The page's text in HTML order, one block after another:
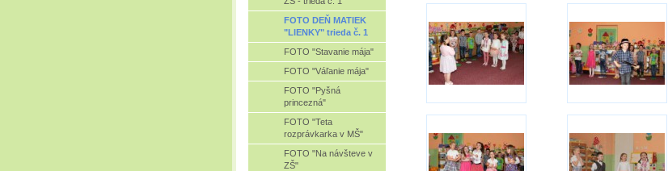
FOTO DEŇ MATIEK
"LIENKY" trieda č. 1
FOTO "Stavanie mája"
FOTO "Váľanie mája"
FOTO "Pyšná
princezná"
FOTO "Teta
rozprávkarka v MŠ"
FOTO "Na návšteve v
ZŠ"